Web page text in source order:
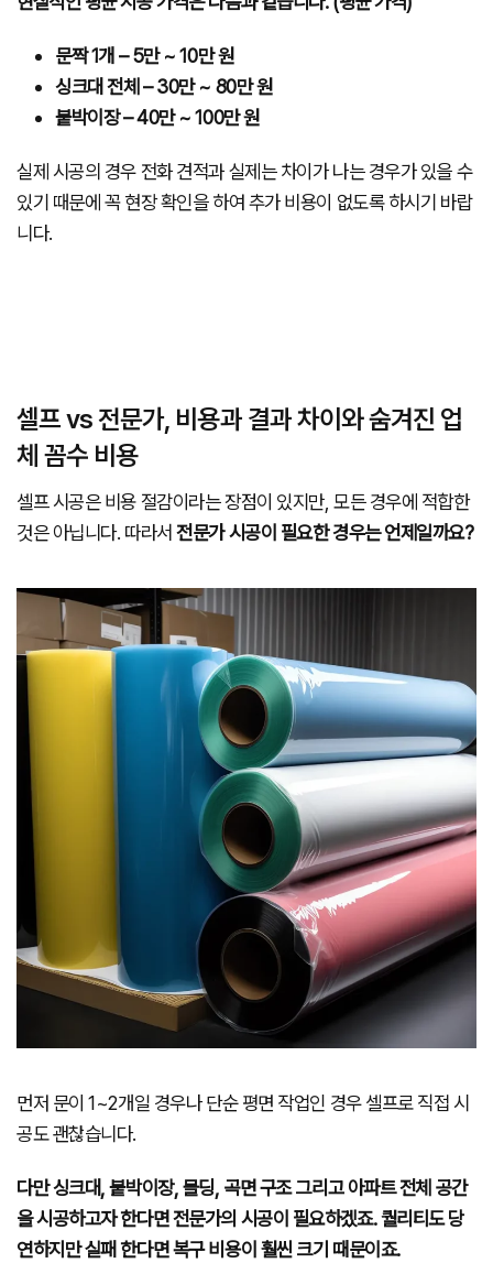
문짝 1개 – 5만 ~ 10만 원
싱크대 전체 – 30만 ~ 80만 원
붙박이장 – 40만 ~ 100만 원
실제 시공의 경우 전화 견적과 실제는 차이가 나는 경우가 있을 수
있기 때문에 꼭 현장 확인을 하여 추가 비용이 없도록 하시기 바랍
니다.
셀프 vs 전문가, 비용과 결과 차이와 숨겨진 업
체 꼼수 비용
셀프 시공은 비용 절감이라는 장점이 있지만, 모든 경우에 적합한
것은 아닙니다. 따라서전문가 시공이 필요한 경우는 언제일까요?
먼저 문이 1~2개일 경우나 단순 평면 작업인 경우 셀프로 직접 시
공도 괜찮습니다.
다만 싱크대, 붙박이장, 몰딩, 곡면 구조 그리고 아파트 전체 공간
을 시공하고자 한다면 전문가의 시공이 필요하겠죠. 퀄리티도 당
연하지만 실패 한다면 복구 비용이 훨씬 크기 때문이죠.